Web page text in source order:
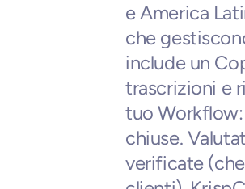
e America
che
include un
trascrizioni e
tuo
chiuse.
verificate